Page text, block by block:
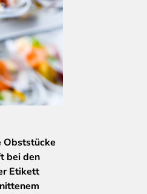
Obststücke
bei den
Etikett